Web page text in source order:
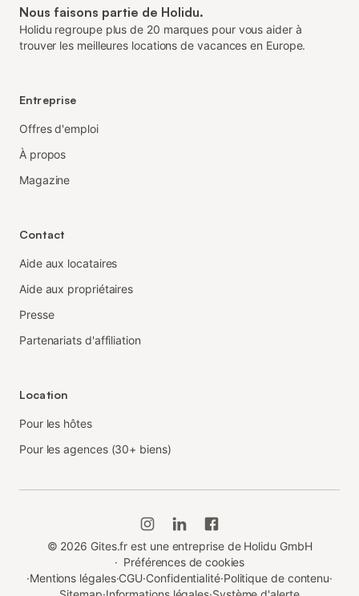
Nous faisons partie de Holidu.
Holidu regroupe plus de 20 marques pour vous aider à
trouver les meilleures locations de vacances en Europe.
Entreprise
Offres d'emploi
À propos
Magazine
Contact
Aide aux locataires
Aide aux propriétaires
Presse
Partenariats d'affiliation
Location
Pour les hôtes
Pour les agences (30+ biens)
© 2026 Gites.fr est une entreprise de Holidu GmbH
· Préférences de cookies
·Mentions légales·CGU·Confidentialité·Politique de contenu·